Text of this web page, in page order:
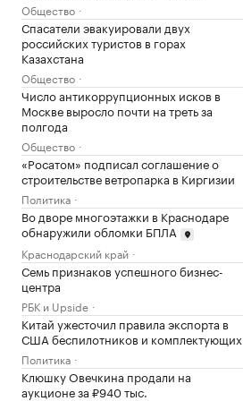
Общество
Спасатели эвакуировали двух
российских туристов в горах
Казахстана
Общество
Число антикоррупционных исков в
Москве выросло почти на треть за
полгода
Общество
«Росатом» подписал соглашение о
строительстве ветропарка в Киргизии
Политика
Во дворе многоэтажки в Краснодаре
обнаружили обломки БПЛА
Краснодарский край
Семь признаков успешного бизнес-
центра
РБК и Upside
Китай ужесточил правила экспорта в
США беспилотников и комплектующих
Политика
Клюшку Овечкина продали на
аукционе за ₽940 тыс.